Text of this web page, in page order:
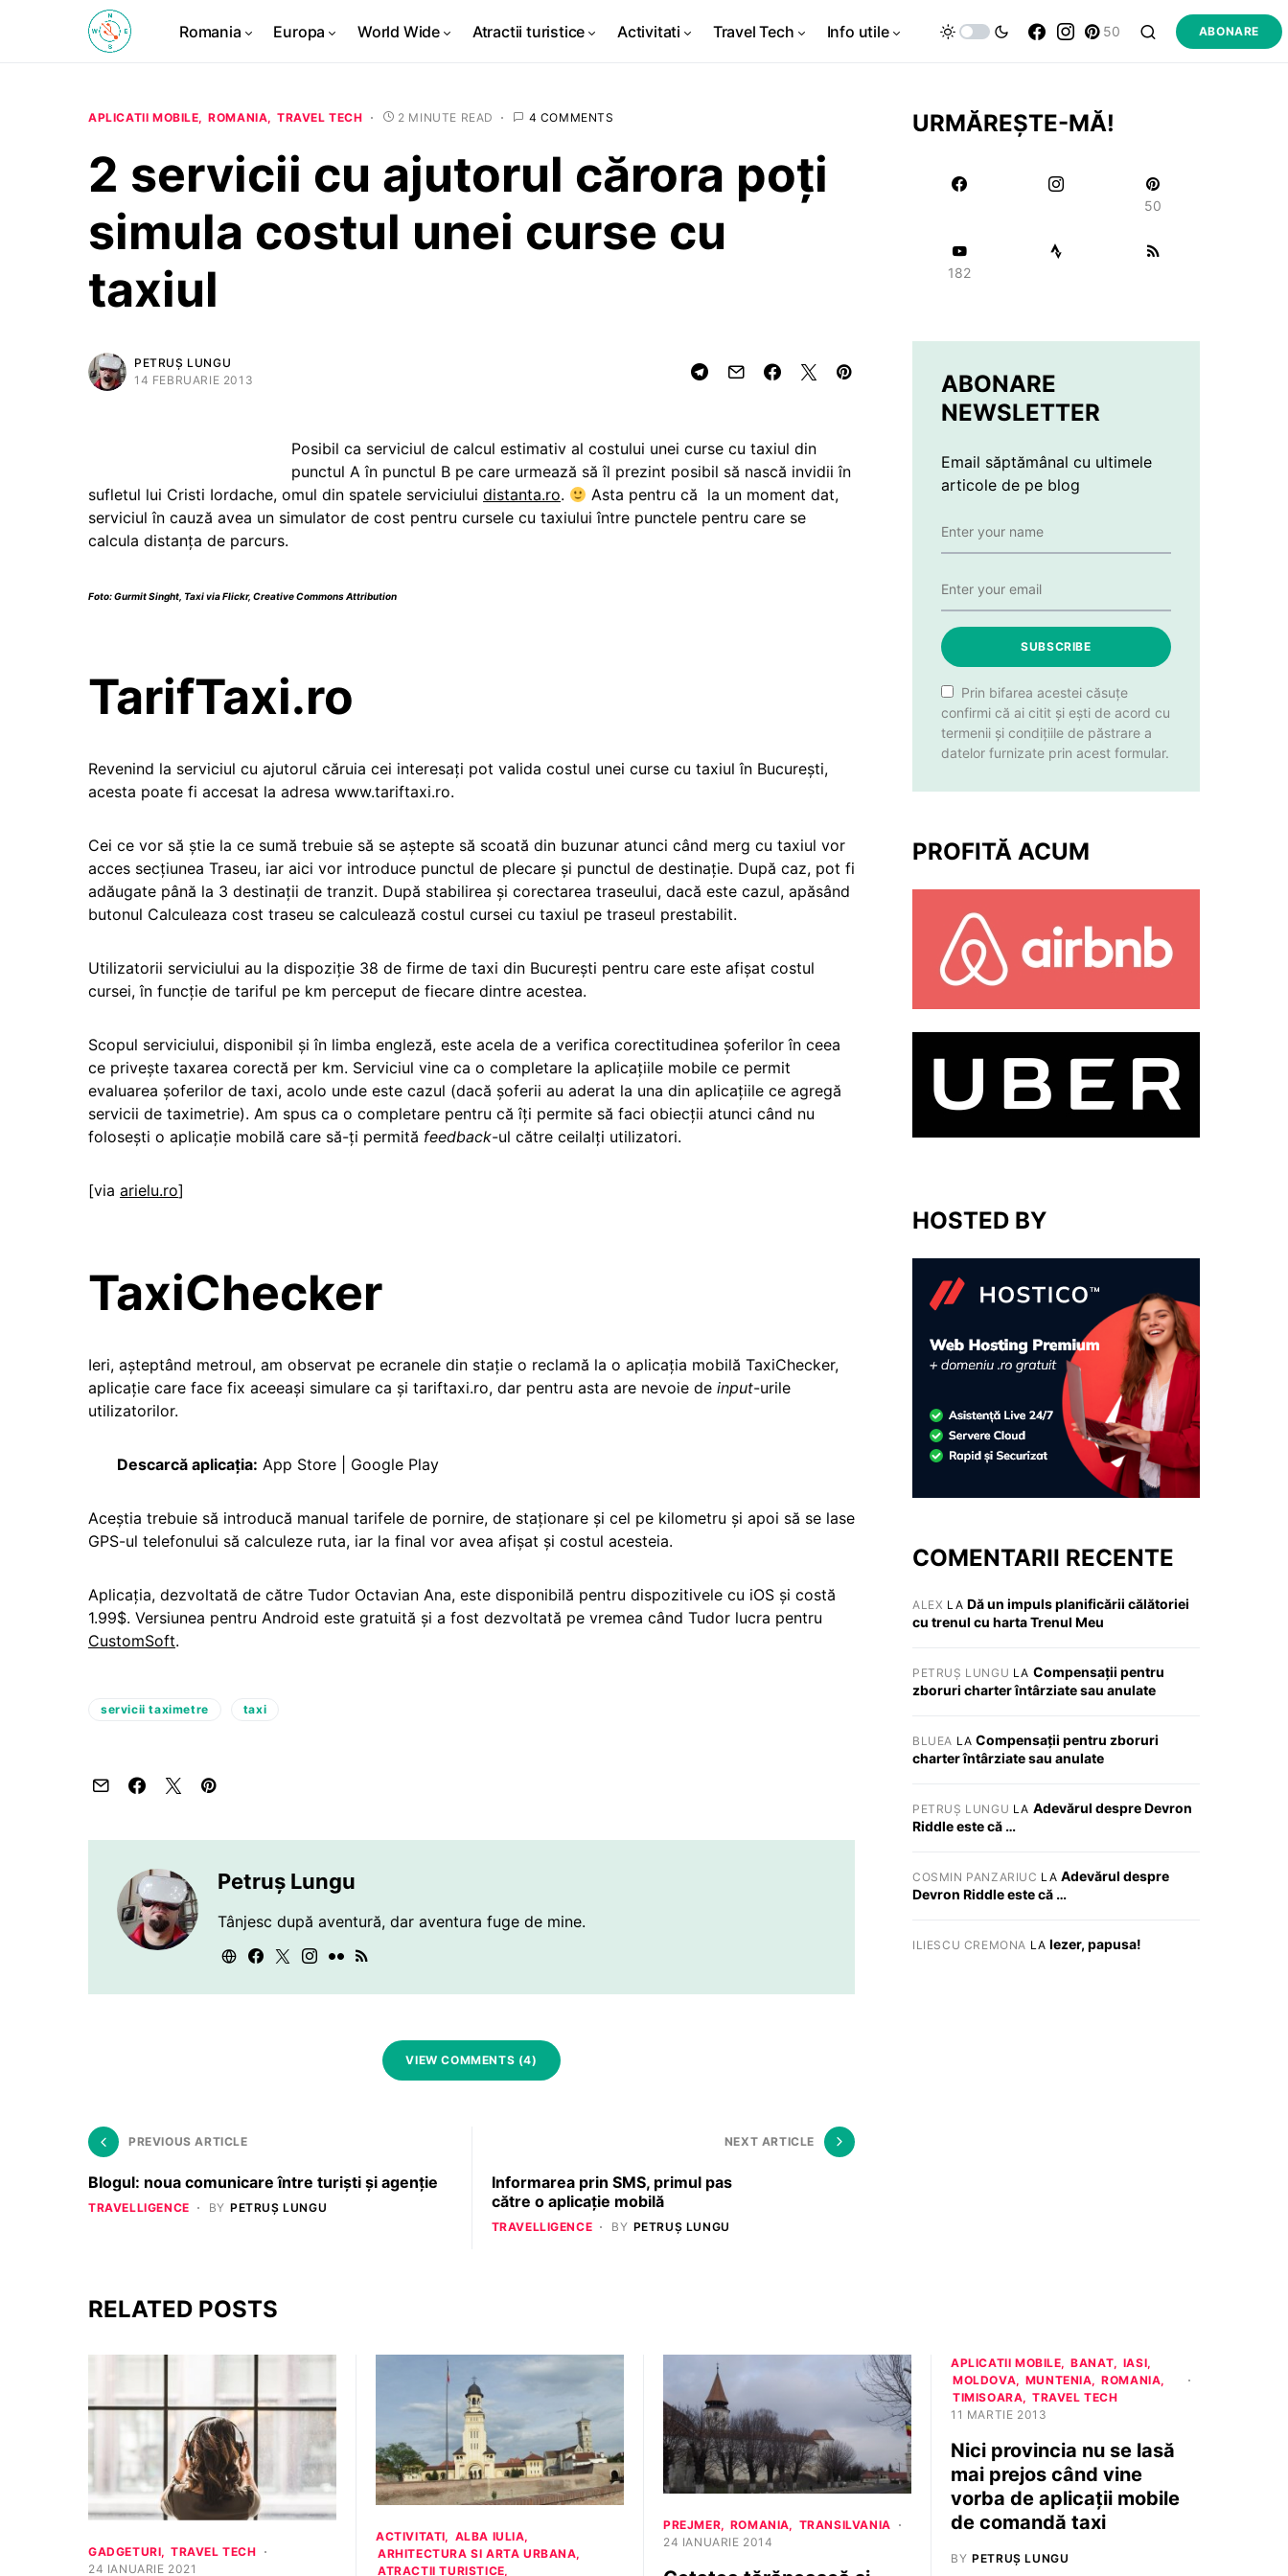
Romania Europa World Wide Atractii turistice Activitati Travel Tech Info utile 50 ABONARE
APLICATII MOBILE ROMANIA TRAVEL TECH 2 MINUTE READ 4 COMMENTS
2 servicii cu ajutorul cărora poți
simula costul unei curse cu
taxiul
PETRUȘ LUNGU
14 FEBRUARIE 2013
Posibil ca serviciul de calcul estimativ al costului unei curse cu taxiul din
punctul A în punctul B pe care urmează să îl prezint posibil să nască invidii în
sufletul lui Cristi Iordache, omul din spatele serviciului distanta.ro.
Asta pentru că la un moment dat,
serviciul în cauză avea un simulator de cost pentru cursele cu taxiului între punctele pentru care se
calcula distanța de parcurs.
Foto:Gurmit Singht Taxivia Flickr, Creative Commons Attribution
TarifTaxi.ro
Revenind la serviciul cu ajutorul căruia cei interesați pot valida costul unei curse cu taxiul în București,
acesta poate fi accesat la adresa www.tariftaxi.ro.
Cei ce vor să știe la ce sumă trebuie să se aștepte să scoată din buzunar atunci când merg cu taxiul vor
acces secțiunea Traseu, iar aici vor introduce punctul de plecare și punctul de destinație. După caz, pot fi
adăugate până la 3 destinații de tranzit. După stabilirea și corectarea traseului, dacă este cazul, apăsând
butonul Calculeaza cost traseu se calculează costul cursei cu taxiul pe traseul prestabilit.
Utilizatorii serviciului au la dispoziție 38 de firme de taxi din București pentru care este afișat costul
cursei, în funcție de tariful pe km perceput de fiecare dintre acestea.
Scopul serviciului, disponibil și în limba engleză, este acela de a verifica corectitudinea șoferilor în ceea
ce privește taxarea corectă per km. Serviciul vine ca o completare la aplicațiile mobile ce permit
evaluarea șoferilor de taxi, acolo unde este cazul (dacă șoferii au aderat la una din aplicațiile ce agregă
servicii de taximetrie). Am spus ca o completare pentru că îți permite să faci obiecții atunci când nu
folosești o aplicație mobilă care să-ți permită feedback-ul către ceilalți utilizatori.
[via arielu.ro]
TaxiChecker
Ieri, așteptând metroul, am observat pe ecranele din stație o reclamă la o aplicația mobilă TaxiChecker,
aplicaţie care face fix aceeași simulare ca și tariftaxi.ro, dar pentru asta are nevoie de input-urile
utilizatorilor.
Descarcă aplicația: App Store | Google Play
Aceștia trebuie să introducă manual tarifele de pornire, de staționare și cel pe kilometru și apoi să se lase
GPS-ul telefonului să calculeze ruta, iar la final vor avea afișat și costul acesteia.
Aplicația, dezvoltată de către Tudor Octavian Ana, este disponibilă pentru dispozitivele cu iOS și costă
1.99$. Versiunea pentru Android este gratuită și a fost dezvoltată pe vremea când Tudor lucra pentru
CustomSoft.
servicii taximetre taxi
Petruș Lungu
Tânjesc după aventură, dar aventura fuge de mine.
VIEW COMMENTS (4)
PREVIOUS ARTICLE
Blogul: noua comunicare între turişti şi agenţie
TRAVELLIGENCE BY PETRUȘ LUNGU
NEXT ARTICLE
Informarea prin SMS, primul pas
către o aplicaţie mobilă
TRAVELLIGENCE BY PETRUȘ LUNGU
URMĂREȘTE-MĂ!
50
182
ABONARE
NEWSLETTER
Email săptămânal cu ultimele
articole de pe blog
SUBSCRIBE
Prin bifarea acestei căsuțe
confirmi că ai citit și ești de acord cu
termenii și condițiile de păstrare a
datelor furnizate prin acest formular.
PROFITĂ ACUM
HOSTED BY
COMENTARII RECENTE
ALEX LA Dă un impuls planificării călătoriei
cu trenul cu harta Trenul Meu
PETRUȘ LUNGU LA Compensații pentru
zboruri charter întârziate sau anulate
BLUEA LACompensații pentru zboruri
charter întârziate sau anulate
PETRUȘ LUNGU LA Adevărul despre Devron
Riddle este că …
COSMIN PANZARIUC LA Adevărul despre
Devron Riddle este că …
ILIESCU CREMONA LA Iezer, papusa!
RELATED POSTS
GADGETURI
TRAVEL TECH
24 IANUARIE 2021
ACTIVITATI
ALBA IULIA
ARHITECTURA SI ARTA URBANA
ATRACTII TURISTICE
PREJMER ROMANIA
TRANSILVANIA
24 IANUARIE 2014
APLICATII MOBILE BANAT
IASI
MOLDOVA
MUNTENIA
ROMANIA
TIMISOARA
TRAVEL TECH
11 MARTIE 2013
Nici provincia nu se lasă
mai prejos când vine
vorba de aplicații mobile
de comandă taxi
BY PETRUȘ LUNGU